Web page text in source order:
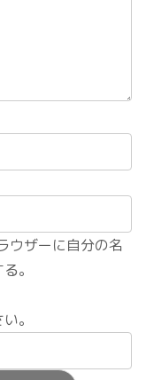
ウザーに自分の名
。
。